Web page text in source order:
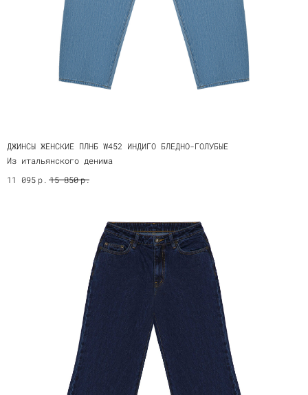
ДЖИНСЫ ЖЕНСКИЕ ПЛНБ W452 ИНДИГО БЛЕДНО-ГОЛУБЫЕ
Из итальянского денима
11 095 р. 15 850р.